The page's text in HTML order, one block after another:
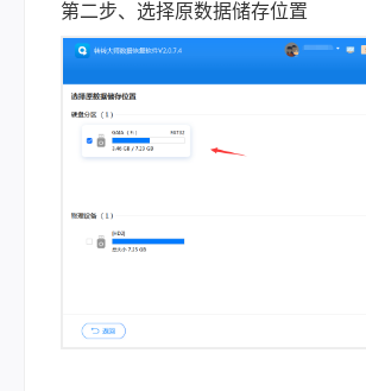
第二步、选择原数据储存位置